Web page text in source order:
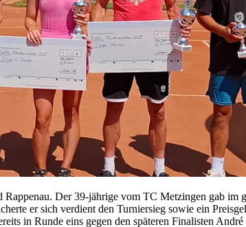
Der 39-jährige vom TC Metzingen gab im
er sich verdient den Turniersieg sowie ein
in Runde eins gegen den späteren Finalisten André